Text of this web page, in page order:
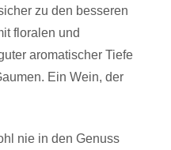
zu den besseren
floralen und
aromatischer Tiefe
Ein Wein, der
nie in den Genuss